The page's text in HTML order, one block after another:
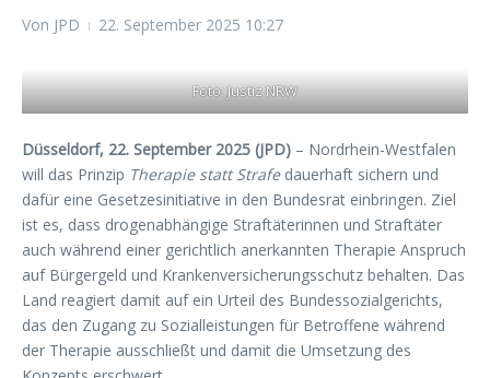
Von JPD 22. September 2025 10:27
Foto: Justiz NRW
Düsseldorf, 22. September 2025 (JPD) – Nordrhein-Westfalen
will das Prinzip Therapie statt Strafedauerhaft sichern und
dafür eine Gesetzesinitiative in den Bundesrat einbringen. Ziel
ist es, dass drogenabhängige Straftäterinnen und Straftäter
auch während einer gerichtlich anerkannten Therapie Anspruch
auf Bürgergeld und Krankenversicherungsschutz behalten. Das
Land reagiert damit auf ein Urteil des Bundessozialgerichts,
das den Zugang zu Sozialleistungen für Betroffene während
der Therapie ausschließt und damit die Umsetzung des